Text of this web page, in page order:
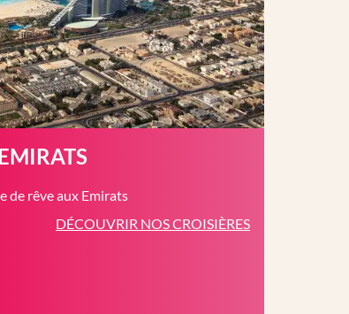
de rêve aux Emirats
DÉCOUVRIR NOS CROISIÈRES